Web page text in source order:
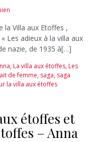
la Villa aux Etoffes ,
Les adieux à la villa aux
nazie, de 1935 à[…]
,La villa aux étoffes,Les
de femme, saga, saga
la villa aux étoffes
étoffes et
– Anna